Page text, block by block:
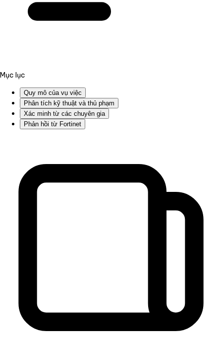
Mục lục
Quy mô của vụ việc
Phân tích kỹ thuật và thủ phạm
Xác minh từ các chuyên gia
Phản hồi từ Fortinet